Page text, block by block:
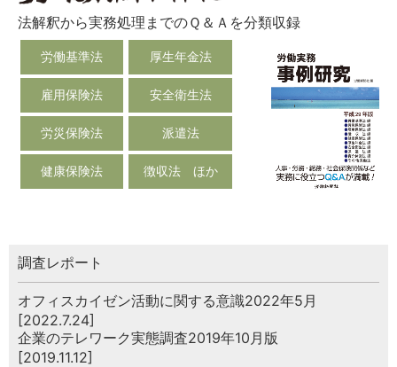
法解釈から実務処理までのＱ＆Ａを分類収録
労働基準法 厚生年金法
雇用保険法 安全衛生法
労災保険法 派遣法
健康保険法 徴収法 ほか
調査レポート
オフィスカイゼン活動に関する意識2022年5月
[2022.7.24]
企業のテレワーク実態調査2019年10月版
[2019.11.12]